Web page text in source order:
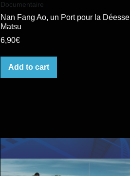
Documentaire
Nan Fang Ao, un Port pour la Déesse
Matsu
6,90€
Add to cart